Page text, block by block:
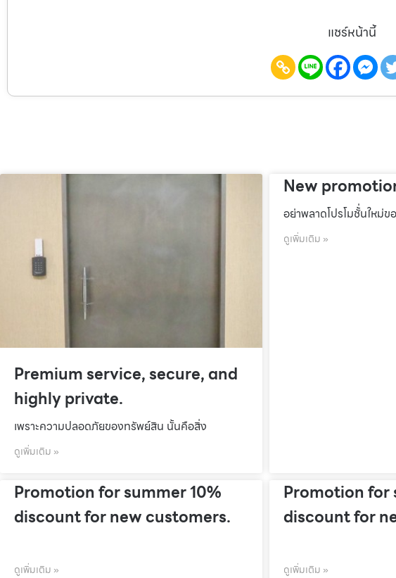
แชร์หน้านี้
Premium service, secure, and
highly private.
เพราะความปลอดภัยของทรัพย์สิน นั้นคือสิ่ง
ดูเพิ่มเติม »
New
อย่าพลาดโปรโมชั้่นใหม่ข
ดูเพิ่มเติม »
Promotion for summer 10%
discount for new customers.
ดูเพิ่มเติม »
Promotion for
discount for
ดูเพิ่มเติม »